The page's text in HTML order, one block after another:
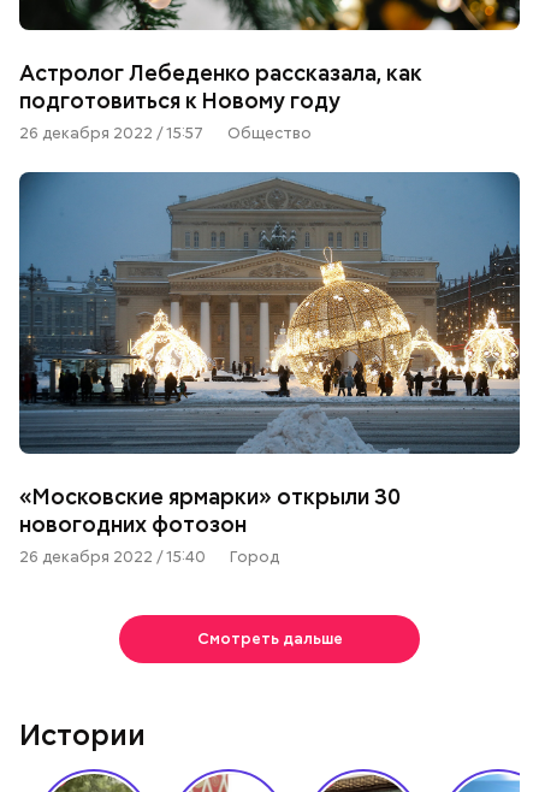
Астролог Лебеденко рассказала, как
подготовиться к Новому году
26 декабря 2022 / 15:57 Общество
«Московские ярмарки» открыли 30
новогодних фотозон
26 декабря 2022 / 15:40 Город
Смотреть дальше
Истории